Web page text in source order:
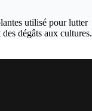
utilisé pour lutter
dégâts aux cultures.